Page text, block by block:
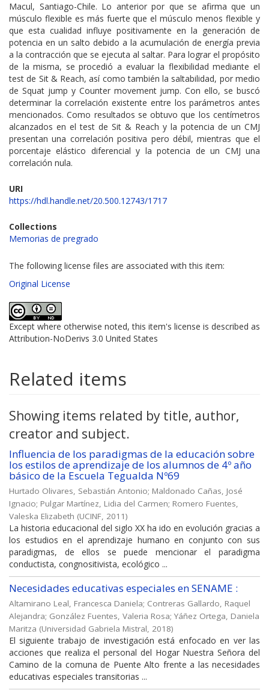
Macul, Santiago-Chile. Lo anterior por que se afirma que un
músculo flexible es más fuerte que el músculo menos flexible y
que esta cualidad influye positivamente en la generación de
potencia en un salto debido a la acumulación de energía previa
a la contracción que se ejecuta al saltar. Para lograr el propósito
de la misma, se procedió a evaluar la flexibilidad mediante el
test de Sit & Reach, así como también la saltabilidad, por medio
de Squat jump y Counter movement jump. Con ello, se buscó
determinar la correlación existente entre los parámetros antes
mencionados. Como resultados se obtuvo que los centímetros
alcanzados en el test de Sit & Reach y la potencia de un CMJ
presentan una correlación positiva pero débil, mientras que el
porcentaje elástico diferencial y la potencia de un CMJ una
correlación nula.
URI
https://hdl.handle.net/20.500.12743/1717
Collections
Memorias de pregrado
The following license files are associated with this item:
Original License
Except where otherwise noted, this item's license is described as
Attribution-NoDerivs 3.0 United States
Related items
Showing items related by title, author,
creator and subject.
Influencia de los paradigmas de la educación sobre
los estilos de aprendizaje de los alumnos de 4º año
básico de la Escuela Tegualda Nº69
Hurtado Olivares, Sebastián Antonio; Maldonado Cañas, José
Ignacio; Pulgar Martínez, Lidia del Carmen; Romero Fuentes,
Valeska Elizabeth (UCINF, 2011)
La historia educacional del siglo XX ha ido en evolución gracias a
los estudios en el aprendizaje humano en conjunto con sus
paradigmas, de ellos se puede mencionar el paradigma
conductista, congnositivista, ecológico ...
Necesidades educativas especiales en SENAME :
Altamirano Leal, Francesca Daniela; Contreras Gallardo, Raquel
Alejandra; González Fuentes, Valeria Rosa; Yáñez Ortega, Daniela
Maritza (Universidad Gabriela Mistral, 2018)
El siguiente trabajo de investigación está enfocado en ver las
acciones que realiza el personal del Hogar Nuestra Señora del
Camino de la comuna de Puente Alto frente a las necesidades
educativas especiales transitorias ...